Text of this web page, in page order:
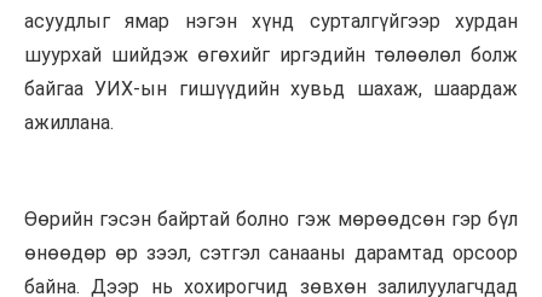
асуудлыг ямар нэгэн хүнд сурталгүйгээр хурдан
шуурхай шийдэж өгөхийг иргэдийн төлөөлөл болж
байгаа УИХ-ын гишүүдийн хувьд шахаж, шаардаж
ажиллана.
Өөрийн гэсэн байртай болно гэж мөрөөдсөн гэр бүл
өнөөдөр өр зээл, сэтгэл санааны дарамтад орсоор
байна. Дээр нь хохирогчид зөвхөн залилуулагчдад